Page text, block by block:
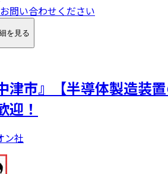
問い合わせください
を見る
津市』【半導体製造装
迎！
ン社